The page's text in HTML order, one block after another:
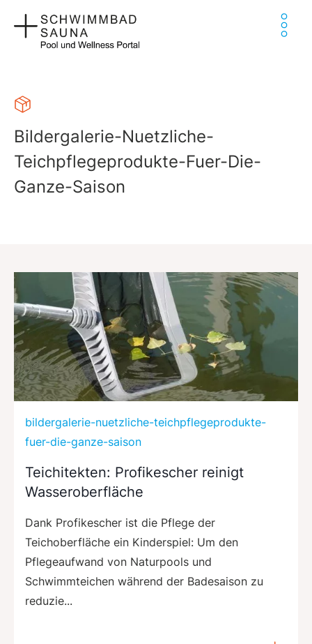
Inhalt
springen
Bildergalerie-Nuetzliche-
Teichpflegeprodukte-Fuer-Die-
Ganze-Saison
bildergalerie-nuetzliche-teichpflegeprodukte-
fuer-die-ganze-saison
Teichitekten: Profikescher reinigt
Wasseroberfläche
Dank Profikescher ist die Pflege der
Teichoberfläche ein Kinderspiel: Um den
Pflegeaufwand von Naturpools und
Schwimmteichen während der Badesaison zu
reduzie...